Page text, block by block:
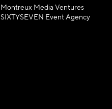
Montreux Media Ventures
SIXTYSEVEN Event Agency